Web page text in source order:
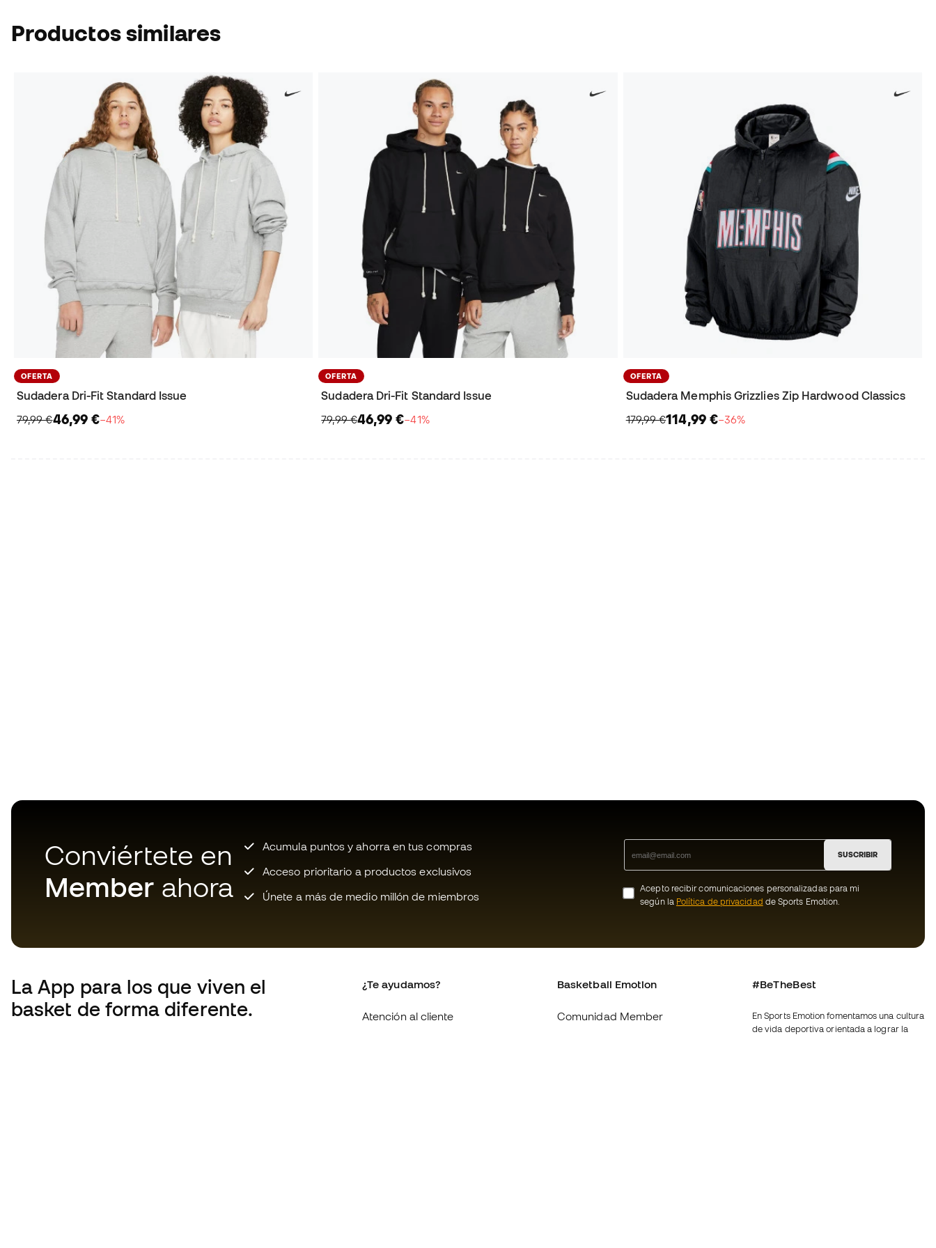
Productos similares
OFERTA
Sudadera Dri-Fit Standard Issue
79,99 €46,99 €−41%
OFERTA
Sudadera Dri-Fit Standard Issue
79,99 €46,99 €−41%
OFERTA
Sudadera Memphis Grizzlies Zip Hardwood Classics
179,99 €114,99 €−36%
Conviértete en
Member ahora
Acumula puntos y ahorra en tus compras
Acceso prioritario a productos exclusivos
Únete a más de medio millón de miembros
SUSCRIBIR
Acepto recibir comunicaciones personalizadas para mi
según la Política de privacidad de Sports Emotion.
La App para los que viven el
basket de forma diferente.
¿Te ayudamos?
Atención al cliente
Basketball Emotion
Comunidad Member
#BeTheBest
En Sports Emotion fomentamos una cultura
de vida deportiva orientada a lograr la